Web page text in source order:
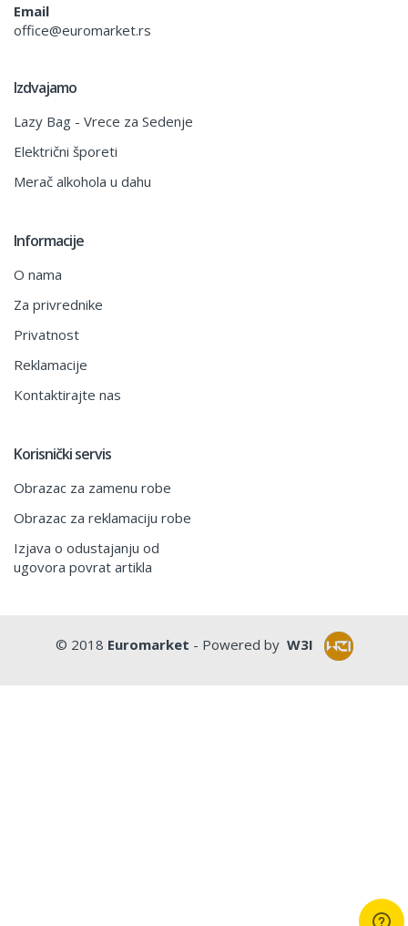
Email
office@euromarket.rs
Izdvajamo
Lazy Bag - Vrece za Sedenje
Električni šporeti
Merač alkohola u dahu
Informacije
O nama
Za privrednike
Privatnost
Reklamacije
Kontaktirajte nas
Korisnički servis
Obrazac za zamenu robe
Obrazac za reklamaciju robe
Izjava o odustajanju od
ugovora povrat artikla
© 2018 Euromarket - Powered by W3I